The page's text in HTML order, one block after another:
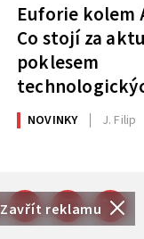
Zavřít reklamu
Euforie kolem
Co stojí za
poklesem
NOVINKY J. Filip